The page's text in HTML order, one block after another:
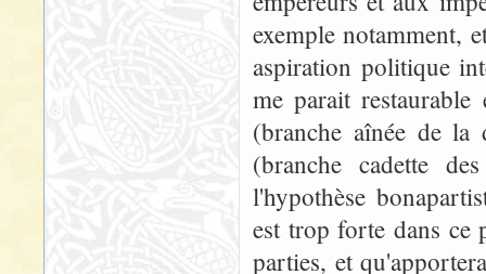
exemple notamment,
aspiration politique
me parait
(branche aînée de la
(branche cadette
l'hypothèse
est trop forte dans ce
parties, et